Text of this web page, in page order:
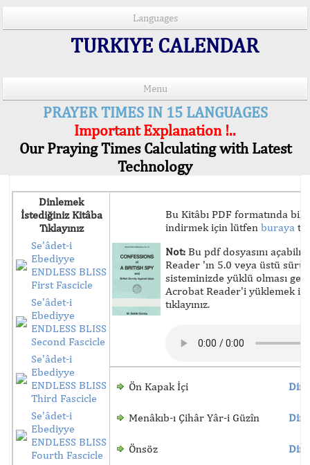
Languages
TURKIYE CALENDAR
Menu
PRAYER TIMES IN 15 LANGUAGES
Important Explanation !..
Our Praying Times Calculating with Latest
Technology
Dinlemek
İstediğiniz Kitâba
Tıklayınız
Se'âdet-i
Ebediyye
ENDLESS BLISS
First Fascicle
Se'âdet-i
Ebediyye
ENDLESS BLISS
Second Fascicle
Se'âdet-i
Ebediyye
ENDLESS BLISS
Third Fascicle
Se'âdet-i
Ebediyye
ENDLESS BLISS
Fourth Fascicle
Bu Kitâbı PDF formatında
indirmek için lütfen buraya
Not: Bu pdf dosyasını
Reader 'ın 5.0 veya üstü
sisteminizde yüklü olması
Acrobat Reader'i yüklemek
tıklayınız.
Ön Kapak İçi
Menâkıb-ı Çihâr Yâr-i Güzîn
Önsöz